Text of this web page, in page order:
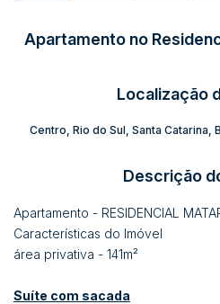
Apartamento no
Localização
Centro Rio do Sul Santa Catarina
Descrição
Apartamento - RESIDENCIAL
Características do Imóvel
área privativa - 141m²
Suíte com sacada